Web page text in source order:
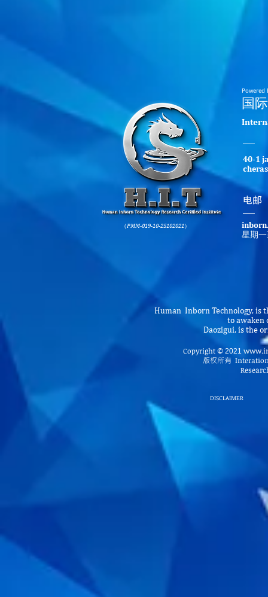
（PMM-019-10-25102021）
Powered
国
40-1
​电邮
星期
Human Inborn Technology, is
to awaken
Daozigui, is the
Copyright © 2021
版权所有
DISCLAIMER